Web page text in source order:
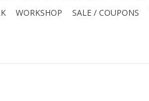
WORKSHOP SALE / COUPONS